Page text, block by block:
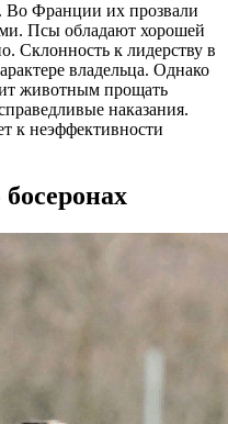
Во Франции их прозвали
Псы обладают хорошей
Склонность к лидерству в
владельца. Однако
животным прощать
наказания.
к неэффективности